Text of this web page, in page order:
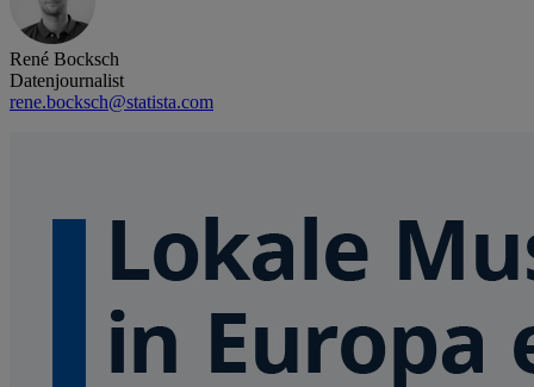
René Bocksch
Datenjournalist
rene.bocksch@statista.com